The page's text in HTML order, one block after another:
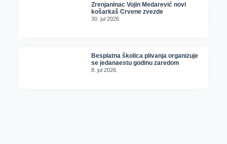
Zrenjaninac Vojin Medarević novi
košarkaš Crvene zvezde
30. jul 2026.
Besplatna školica plivanja organizuje
se jedanaestu godinu zaredom
8. jul 2026.